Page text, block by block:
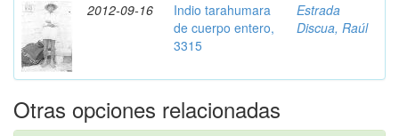
2012-09-16
Indio tarahumara
de cuerpo entero,
3315
Estrada
Discua, Raúl
Otras opciones relacionadas